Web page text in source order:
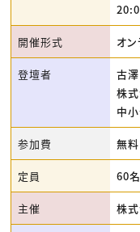
開催形式 オ
登壇者
古
株
中
参加費 無料
定員 60名
主催 株